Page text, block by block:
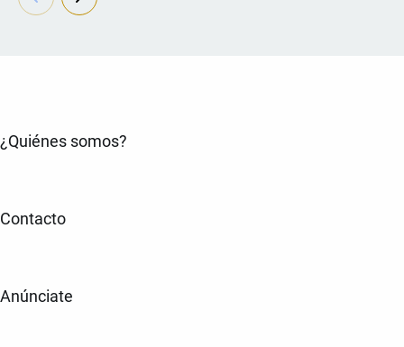
¿Quiénes somos?
Contacto
Anúnciate